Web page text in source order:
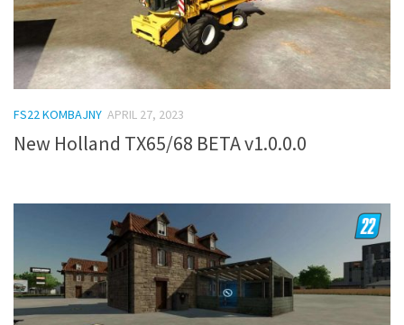
FS22 KOMBAJNY APRIL 27, 2023
New Holland TX65/68 BETA v1.0.0.0